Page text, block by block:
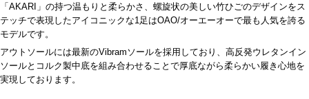
「AKARI」の持つ温もりと柔らかさ、螺旋状の美しい竹ひごのデザインをス
テッチで表現したアイコニックな1足はOAO/オーエーオーで最も人気を誇る
モデルです。
アウトソールには最新のVibramソールを採用しており、高反発ウレタンイン
ソールとコルク製中底を組み合わせることで厚底ながら柔らかい履き心地を
実現しております。